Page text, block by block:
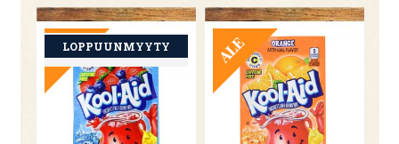
TARJOUS